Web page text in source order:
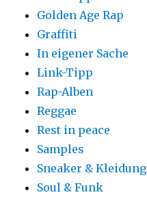
Golden Age Rap
Graffiti
In eigener Sache
Link-Tipp
Rap-Alben
Reggae
Rest in peace
Samples
Sneaker & Kleidung
Soul & Funk